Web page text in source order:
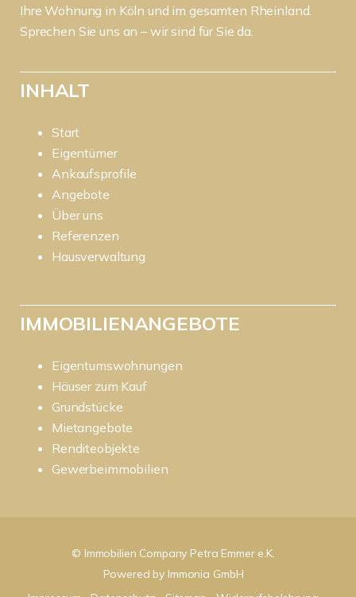
Ihre Wohnung in Köln und im gesamten Rheinland.
Sprechen Sie uns an – wir sind für Sie da.
INHALT
Start
Eigentümer
Ankaufsprofile
Angebote
Über uns
Referenzen
Hausverwaltung
IMMOBILIENANGEBOTE
Eigentumswohnungen
Häuser zum Kauf
Grundstücke
Mietangebote
Renditeobjekte
Gewerbeimmobilien
© Immobilien Company Petra Emmer e.K.
Powered by Immonia GmbH